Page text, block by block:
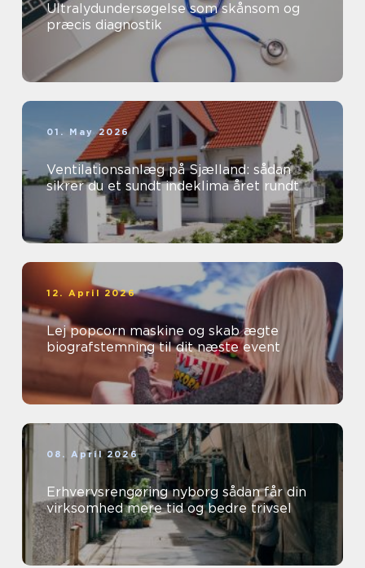
Ultralydundersøgelse som skånsom og
præcis diagnostik
01. May 2026
Ventilationsanlæg på Sjælland: sådan
sikrer du et sundt indeklima året rundt
12. April 2026
Lej popcorn maskine og skab ægte
biografstemning til dit næste event
08. April 2026
Erhvervsrengøring nyborg sådan får din
virksomhed mere tid og bedre trivsel